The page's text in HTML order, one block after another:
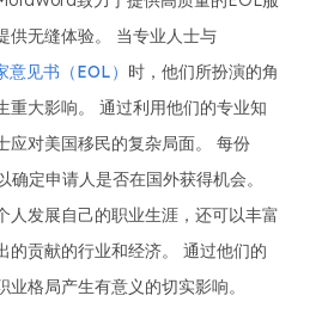
供无缝体验。 当专业人士与
意见书（EOL） 时，他们所扮演的角
重大影响。 通过利用他们的专业知
应对美国移民的复杂局面。 每份
确定申请人是否在国外获得机会。
人发展自己的职业生涯，还可以丰富
的贡献的行业和经济。 通过他们的
格局产生有意义的切实影响。